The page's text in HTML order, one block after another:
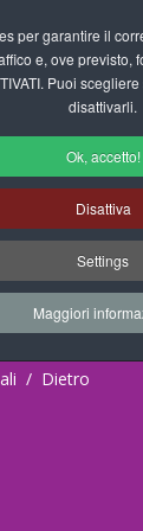
per garantire il
e, ove previsto,
Puoi
disattivarli.
Ok, accetto!
Disattiva
Settings
Maggiori
Didattiche
Didattici,
e tanto
Schede
Dietro